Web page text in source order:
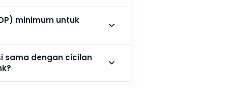
minimum untuk
sama dengan cicilan